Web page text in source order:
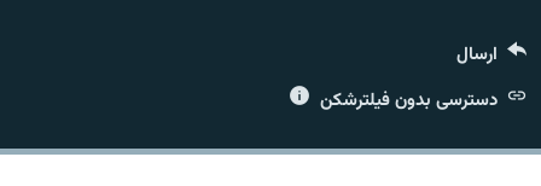
زبان‌های دیگر
ارسال
دسترسی بدون فیلترشکن